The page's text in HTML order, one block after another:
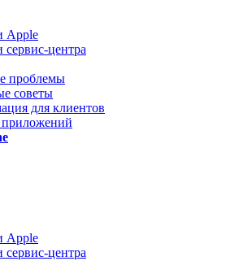
Apple
сервис-центра
проблемы
советы
для клиентов
Apple
сервис-центра